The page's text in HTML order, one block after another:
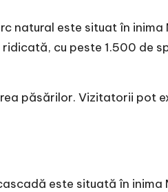
natural este situat în inima
cu peste 1.500 de
păsărilor. Vizitatorii pot
este situată în inima